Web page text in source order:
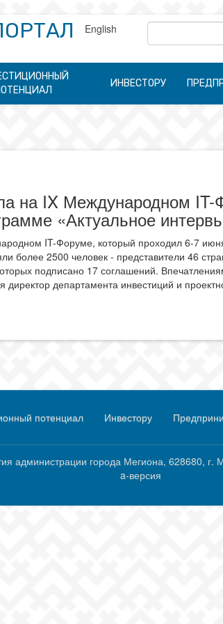
English
ИНВЕСТОРУ
на IX Международном IT-
«Актуальное
IT-Форуме, который проходил 6-7
более 2500 человек - представители 46
подписано 17 соглашений.
департамента инвестиций и
потенциал Инвестору
администрации города Мегиона, 628680,
a-версия